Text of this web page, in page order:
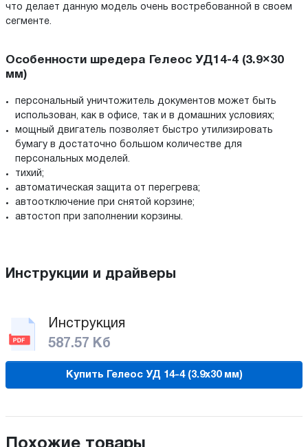
что делает данную модель очень востребованной в своем
сегменте.
Особенности шредера Гелеос УД14-4 (3.9×30
мм)
персональный уничтожитель документов может быть
использован, как в офисе, так и в домашних условиях;
мощный двигатель позволяет быстро утилизировать
бумагу в достаточно большом количестве для
персональных моделей.
тихий;
автоматическая защита от перегрева;
автоотключение при снятой корзине;
автостоп при заполнении корзины.
Инструкции и драйверы
Инструкция
587.57 Кб
Купить Гелеос УД 14-4 (3.9х30 мм)